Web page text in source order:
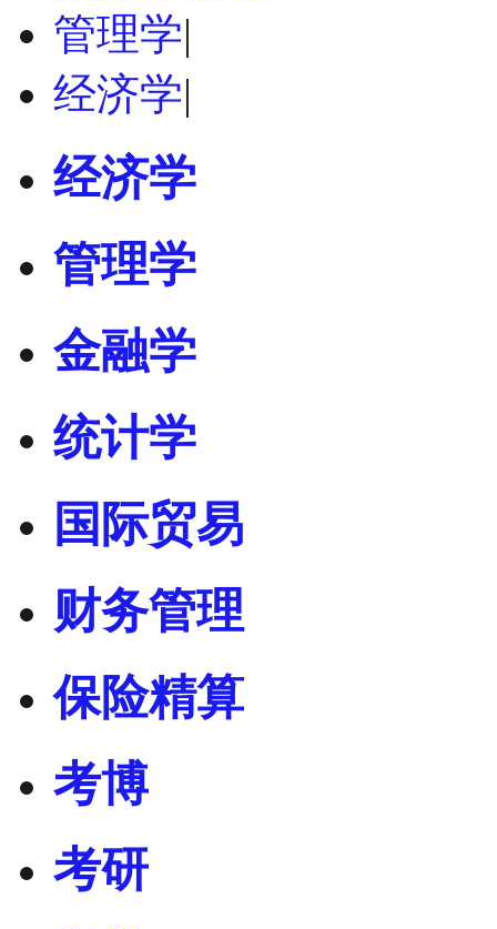
管理学|
经济学|
经济学
管理学
金融学
统计学
国际贸易
财务管理
保险精算
考博
考研